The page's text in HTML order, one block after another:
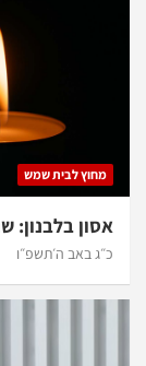
מחוץ לבית שמש
אסון בלבנון:
כ״ג באב ה׳תשפ״ו